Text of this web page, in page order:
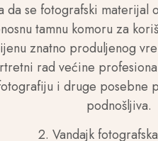
da se fotografski
tamnu komoru za
znatno produljenog
rad većine
i druge
podnošljiva.
2. Vandajk